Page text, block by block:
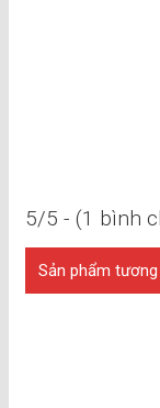
5/5 - (1 bình
Sản phẩm